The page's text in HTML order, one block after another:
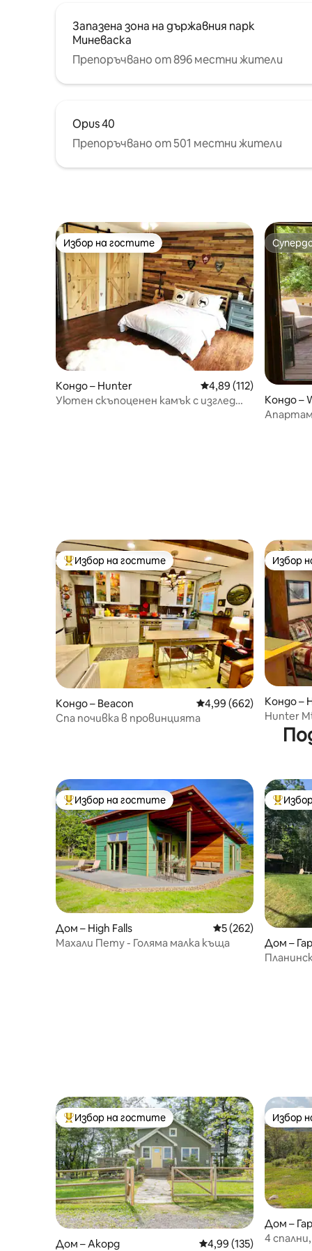
Запазена зона на държавния парк
Миневаска
Препоръчвано от 896 местни жители
Opus 40
Препоръчвано от 501 местни жители
Избор на гостите
Избор на гостите
Кондо – Hunter Средна оценка: 4,89
4,89 (112)
Уютен скъпоценен камък с изглед
Кондо –
Най-популярен избор на гостите
Избор на гостите
Кондо – Beacon Средна оценка: 4,99
4,99 (662)
Спа почивка в провинцията
Избор
Избор
Кондо –
Hunter
отзиви*
Най-популярен избор на гостите
Избор на гостите
Дом – High Falls Средна оценка: 5
5 (262)
Махали Пету - Голяма малка къща
Най-
Дом –
Най-популярен избор на гостите
Избор на гостите
Дом – Акорд Средна оценка: 4,99
4,99 (135)
Избор
Избор
Дом –
4